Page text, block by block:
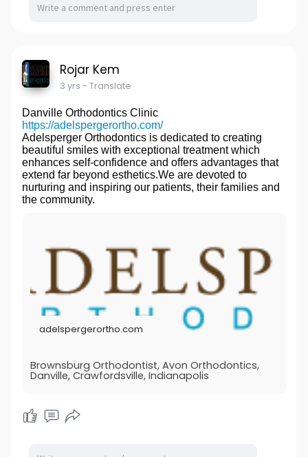
Rojar Kem
3 yrs - Translate
Danville Orthodontics Clinic
https://adelspergerortho.com/
Adelsperger Orthodontics is dedicated to creating
beautiful smiles with exceptional treatment which
enhances self-confidence and offers advantages that
extend far beyond esthetics.We are devoted to
nurturing and inspiring our patients, their families and
the community.
adelspergerortho.com
Brownsburg Orthodontist, Avon Orthodontics,
Danville, Crawfordsville, Indianapolis